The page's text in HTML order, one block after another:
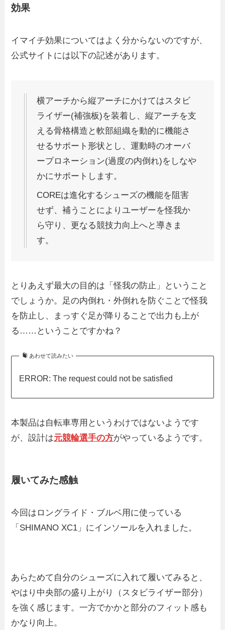
効果
イマイチ効果についてはよく分からないのですが、
公式サイトには以下の記述があります。
横アーチから縦アーチにかけてはスタビ
ライザー(補強板)を装着し、縦アーチを支
える骨格構造と軟部組織を動的に機能さ
せるサポート形状とし、運動時のオーバ
ープロネーション(過度の内倒れ)をしなや
かにサポートします。
COREは進化するシューズの機能を阻害
せず、補うことによりユーザーを怪我か
ら守り、更なる競技力向上へと導きま
す。
とりあえず最大の目的は「怪我の防止」ということ
でしょうか。足の内倒れ・外倒れを防ぐことで怪我
を防止し、まっすぐ足が降りることで出力も上が
る……ということですかね？
あわせて読みたい
ERROR: The request could not be satisfied
本製品は自転車専用というわけではないようです
が、設計は元競輪選手の方がやっているようです。
履いてみた感触
今回はロングライド・ブルベ用に使っている
「SHIMANO XC1」にインソールを入れました。
あらためて自分のシューズに入れて履いてみると、
やはり中央部の盛り上がり（スタビライザー部分）
を強く感じます。一方でかかと部分のフィット感も
かなり向上。